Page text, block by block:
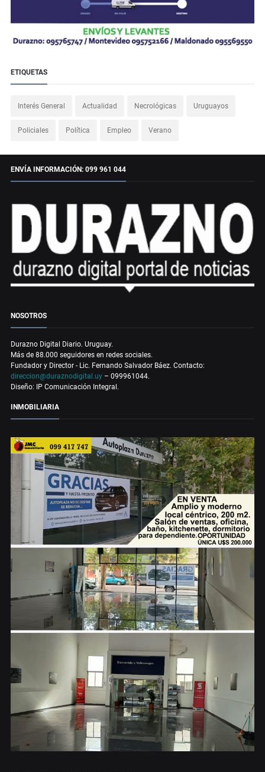
ETIQUETAS
Interés General Actualidad Necrológicas Uruguayos
Policiales Política Empleo Verano
ENVÍA INFORMACIÓN: 099 961 044
NOSOTROS
Durazno Digital Diario. Uruguay.
Más de 88.000 seguidores en redes sociales.
Fundador y Director - Lic. Fernando Salvador Báez. Contacto:
direccion@duraznodigital.uy – 099961044.
Diseño: IP Comunicación Integral.
INMOBILIARIA